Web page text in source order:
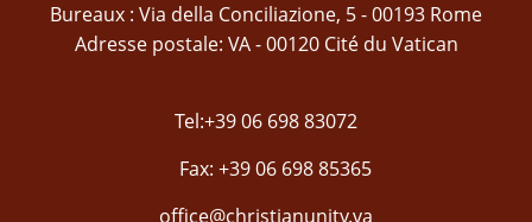
Bureaux : Via della Conciliazione, 5 - 00193 Rome
Adresse postale: VA - 00120 Cité du Vatican
Tel:+39 06 698 83072
Fax: +39 06 698 85365
office@christianunity.va